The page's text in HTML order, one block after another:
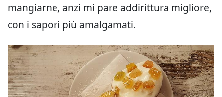
mangiarne, anzi mi pare addirittura migliore,
con i sapori più amalgamati.